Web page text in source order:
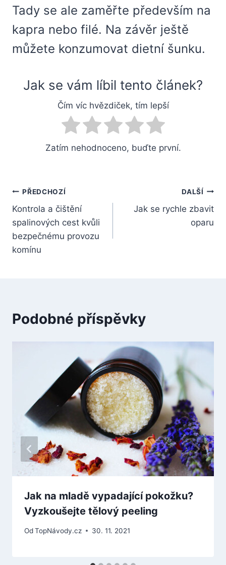
Tady se ale zaměřte především na
kapra nebo filé. Na závěr ještě
můžete konzumovat dietní šunku.
Jak se vám líbil tento článek?
Čím víc hvězdiček, tím lepší
Zatím nehodnoceno, buďte první.
Navigace
pro
příspěvek
PŘEDCHOZÍ
Kontrola a čištění
spalinových cest kvůli
bezpečnému provozu
komínu
DALŠÍ
Jak se rychle zbavit
oparu
Podobné příspěvky
Jak na mladě vypadající pokožku?
Vyzkoušejte tělový peeling
OdTopNávody.cz 30. 11. 2021